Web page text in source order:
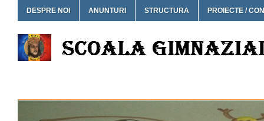
DESPRE NOI ANUNTURI STRUCTURA PROIECTE /
SCOALA GIMNAZIALA